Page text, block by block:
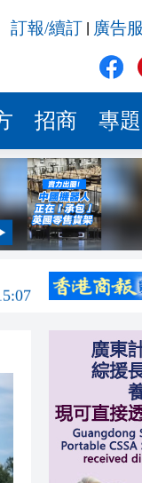
訂報/續訂 廣告
招商 專題
14:47
14:47